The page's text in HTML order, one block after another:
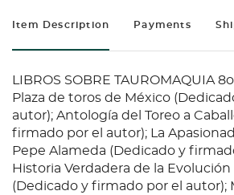
Item Description Payments
LIBROS SOBRE TAUROMAQUIA
Plaza de toros de México
autor); Antología del Toreo a
firmado por el autor); La
Pepe Alameda (Dedicado y
Historia Verdadera de la Evolución
(Dedicado y firmado por el autor);